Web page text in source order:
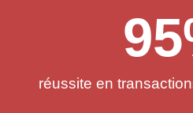
réussite en
95